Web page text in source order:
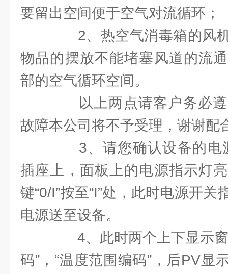
要留出空间便于空气对流循环；
2、热空气消毒箱的风机
物品的摆放不能堵塞风道的流
部的空气循环空间。
以上两点请客户务必遵
故障本公司将不予受理，谢谢配
3、请您确认设备的电
插座上，面板上的电源指示灯
键“0/I”按至“I”处，此时电源开
电源送至设备。
4、此时两个上下显示窗
码”，“温度范围编码”，后PV显